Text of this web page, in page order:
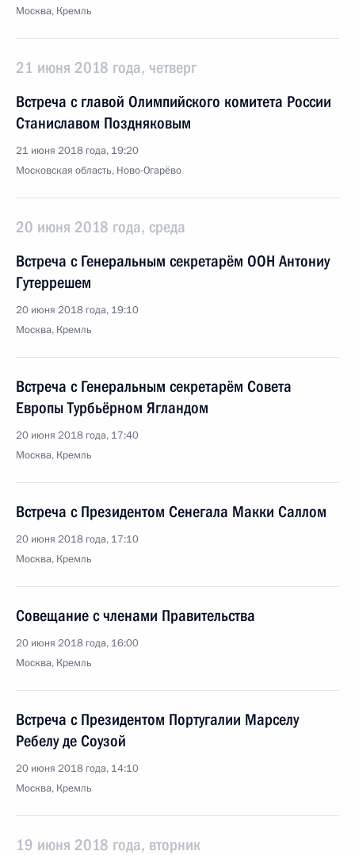
Москва, Кремль
21 июня 2018 года, четверг
Встреча с главой Олимпийского комитета России
Станиславом Поздняковым
21 июня 2018 года, 19:20
Московская область, Ново-Огарёво
20 июня 2018 года, среда
Встреча с Генеральным секретарём ООН Антониу
Гутеррешем
20 июня 2018 года, 19:10
Москва, Кремль
Встреча с Генеральным секретарём Совета
Европы Турбьёрном Ягландом
20 июня 2018 года, 17:40
Москва, Кремль
Встреча с Президентом Сенегала Макки Саллом
20 июня 2018 года, 17:10
Москва, Кремль
Совещание с членами Правительства
20 июня 2018 года, 16:00
Москва, Кремль
Встреча с Президентом Португалии Марселу
Ребелу де Соузой
20 июня 2018 года, 14:10
Москва, Кремль
19 июня 2018 года, вторник